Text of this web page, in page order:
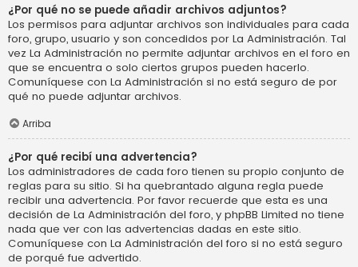
¿Por qué no se puede añadir archivos adjuntos?
Los permisos para adjuntar archivos son individuales para cada
foro, grupo, usuario y son concedidos por La Administración. Tal
vez La Administración no permite adjuntar archivos en el foro en
que se encuentra o solo ciertos grupos pueden hacerlo.
Comuníquese con La Administración si no está seguro de por
qué no puede adjuntar archivos.
Arriba
¿Por qué recibí una advertencia?
Los administradores de cada foro tienen su propio conjunto de
reglas para su sitio. Si ha quebrantado alguna regla puede
recibir una advertencia. Por favor recuerde que esta es una
decisión de La Administración del foro, y phpBB Limited no tiene
nada que ver con las advertencias dadas en este sitio.
Comuníquese con La Administración del foro si no está seguro
de porqué fue advertido.